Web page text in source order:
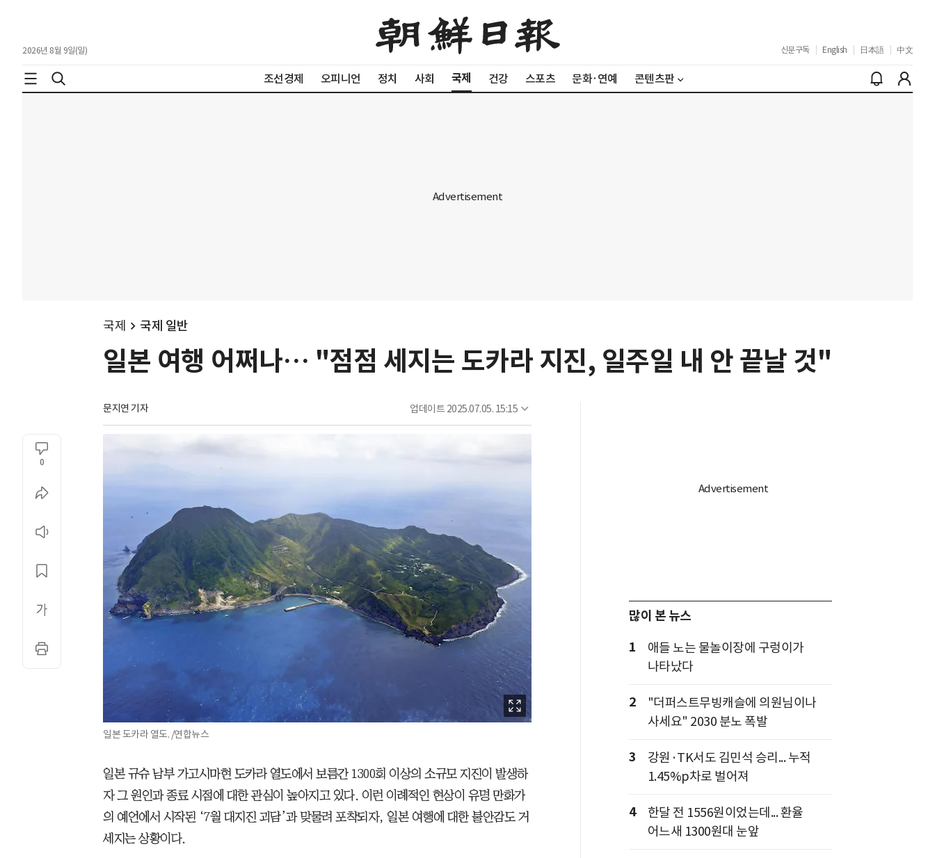
2026년 8월 9일(일) 신문구독 English 日本語 中文
조선경제 오피니언 정치 사회 국제 건강 스포츠 문화·연예 콘텐츠판
국제 국제 일반
일본 여행 어쩌나… "점점 세지는 도카라 지진, 일주일 내 안 끝날 것"
문지연 기자 업데이트 2025.07.05. 15:15
0
일본 도카라 열도. /연합뉴스
일본 규슈 남부 가고시마현 도카라 열도에서 보름간 1300회 이상의 소규모 지진이 발생하
자 그 원인과 종료 시점에 대한 관심이 높아지고 있다. 이런 이례적인 현상이 유명 만화가
의 예언에서 시작된 ‘7월 대지진 괴담’과 맞물려 포착되자, 일본 여행에 대한 불안감도 거
세지는 상황이다.
많이 본 뉴스
1
애들 노는 물놀이장에 구렁이가
나타났다
2
"더퍼스트무빙캐슬에 의원님이나
사세요" 2030 분노 폭발
3
강원·TK서도 김민석 승리... 누적
1.45%p차로 벌어져
4
한달 전 1556원이었는데... 환율
어느새 1300원대 눈앞